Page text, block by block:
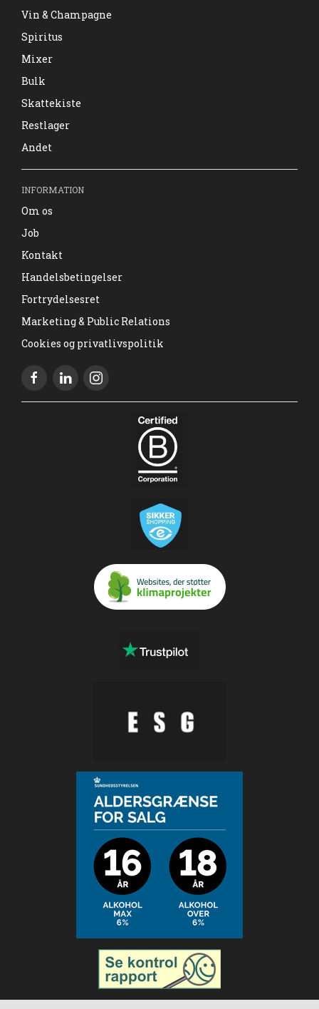
Vin & Champagne
Spiritus
Mixer
Bulk
Skattekiste
Restlager
Andet
INFORMATION
Om os
Job
Kontakt
Handelsbetingelser
Fortrydelsesret
Marketing & Public Relations
Cookies og privatlivspolitik